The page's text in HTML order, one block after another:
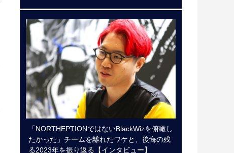
「NORTHEPTIONではないBlackWizを俯瞰し
たかった」チームを離れたワケと、後悔の残
る2023年を振り返る【インタビュー】